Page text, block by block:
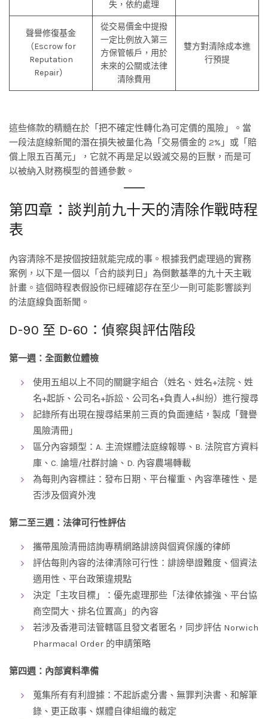
失，依約處理
聲譽修復基金
（Escrow for
Reputation
Repair）
從交易價金中提撥
一定比例放入第三
方保管帳戶，用於
未來的公關或法律
清除費用
雙方對清除成本進
行預提
這些條款的精髓在於「把不確定性轉化為可定價的風險」。當
一段法庭線新聞的潛在損失被量化為「交易價金的 2%」或「賠
償上限五百萬元」，它就不再是足以毀滅交易的巨獸，而是可
以被納入財務模型的普通參數。
第四章：談判前九十天的清除作戰時程
表
內容清除不是按個按鈕就能完成的事。根據我們處理過的實務
案例，以下是一個以「合約談判日」為倒數基準的九十天主戰
計畫。這個時程表假設你已經確認存在至少一則可能影響談判
的法庭線負面新聞。
D-90 至 D-60：偵察與評估階段
第一週：全面數位體檢
使用五組以上不同的關鍵字組合（姓名、姓名+法院、姓
名+起訴、公司名+訴訟、公司名+負責人+糾紛）進行搜尋
記錄所有出現在搜尋結果前三頁的負面連結，製成「聲譽
風險清冊」
區分內容類型：A. 主流媒體法庭線報導、B. 法院官方資料
庫、C. 論壇/社群討論、D. 內容農場轉載
為每則內容標註：發布日期、平台權重、內容準確性、是
否涉及個資外洩
第二至三週：法律可行性評估
攜帶風險清冊諮詢專精網路誹謗與個資保護的律師
評估每則內容的法律清除可行性：誹謗舉證難度、個資法
適用性、平台政策違規點
決定「主攻目標」：優先處理那些「法律依據強、平台協
商空間大、排名位置高」的內容
若涉及香港司法管轄區且發文者匿名，同步評估 Norwich
Pharmacal Order 的申請策略
第四週：內部資料準備
蒐集所有有利證據：不起訴處分書、無罪判決書、和解筆
錄、更正啟事、媒體自律組織的裁定